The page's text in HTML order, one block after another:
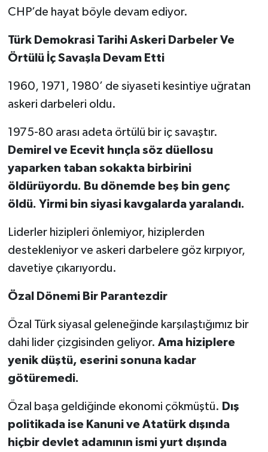
CHP’de hayat böyle devam ediyor.
Türk Demokrasi Tarihi Askeri Darbeler Ve
Örtülü İç Savaşla Devam Etti
1960, 1971, 1980’ de siyaseti kesintiye uğratan
askeri darbeleri oldu.
1975-80 arası adeta örtülü bir iç savaştır.
Demirel ve Ecevit hınçla söz düellosu
yaparken taban sokakta birbirini
öldürüyordu. Bu dönemde beş bin genç
öldü. Yirmi bin siyasi kavgalarda yaralandı.
Liderler hizipleri önlemiyor, hiziplerden
destekleniyor ve askeri darbelere göz kırpıyor,
davetiye çıkarıyordu.
Özal Dönemi Bir Parantezdir
Özal Türk siyasal geleneğinde karşılaştığımız bir
dahi lider çizgisinden geliyor. Ama hiziplere
yenik düştü, eserini sonuna kadar
götüremedi.
Özal başa geldiğinde ekonomi çökmüştü. Dış
politikada ise Kanuni ve Atatürk dışında
hiçbir devlet adamının ismi yurt dışında